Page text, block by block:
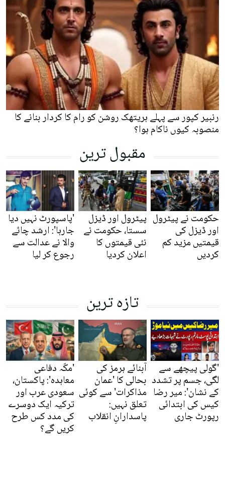
رنبیر کپور سے پہلے ہریتھک روشن کو رام کا کردار بنانے کا
منصوبہ کیوں ناکام ہوا؟
مقبول ترین
حکومت نے پیٹرول
اور ڈیزل کی
قیمتیں مزید کم
کردیں
پیٹرول اور ڈیزل
سستا، حکومت نے
نئی قیمتوں کا
اعلان کردیا
'پاسپورٹ نہیں دیا
جارہا': ارشد چائے
والا نے عدالت سے
رجوع کر لیا
تازہ ترین
'گولی پیچھے سے
لگی، جسم پر تشدد
کے نشان': میر رضا
کیس کی ابتدائی
رپورٹ جاری
آبنائے ہرمز کی
بحالی کا 'عمان
مذاکرات' سے کوئی
تعلق نہیں:
پاسدارانِ انقلاب
'مکّہ دفاعی
معاہدہ': پاکستان،
سعودی عرب اور
ترکیہ ایک دوسرے
کی مدد کس طرح
کریں گے؟